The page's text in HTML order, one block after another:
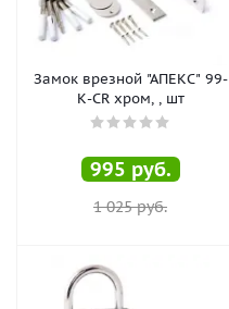
Замок врезной "АПЕКС" 99-
К-CR хром, , шт
995 руб.
1 025руб.